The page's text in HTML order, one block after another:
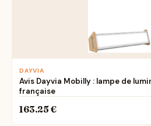
DAYVIA
Avis Dayvia Mobilly : lampe de
française
163.25 €